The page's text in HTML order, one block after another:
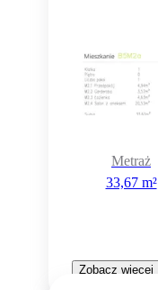
Metraż
33,67 m²
Zobacz więcej